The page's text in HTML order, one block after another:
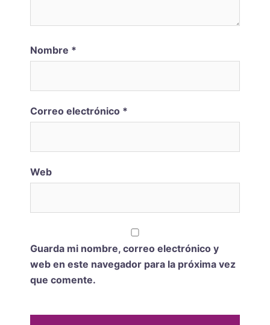
Nombre *
Correo electrónico *
Web
Guarda mi nombre, correo electrónico y
web en este navegador para la próxima vez
que comente.